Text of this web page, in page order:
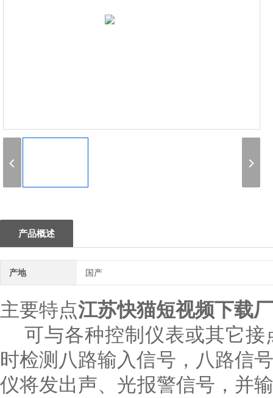
产品概述
产地 国产
主要特点江苏快猫短视频下载
可与各种控制仪表或其它接点
时检测八路输入信号，八路信
仪将发出声、光报警信号，